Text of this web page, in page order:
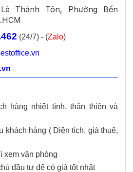
Thánh Tôn, Phường Bến
(24/7) - (Zalo)
hàng nhiệt tình, thân thiện và
khách hàng ( Diện tích, giá thuê,
xem văn phòng
đầu tư để có giá tốt nhất